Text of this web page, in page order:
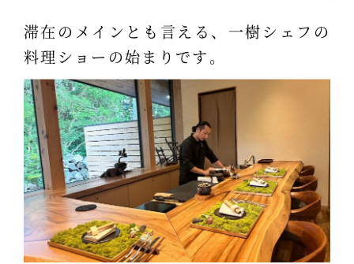
滞在のメインとも言える、一樹シェフの
料理ショーの始まりです。